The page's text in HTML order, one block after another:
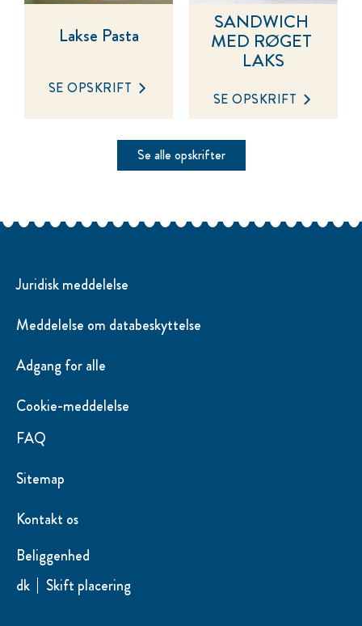
Lakse Pasta
SE OPSKRIFT
SANDWICH
MED RØGET
LAKS
SE OPSKRIFT
Se alle opskrifter
Juridisk meddelelse
Meddelelse om databeskyttelse
Adgang for alle
Cookie-meddelelse
Ændre Indstillingerne
FAQ
Sitemap
Kontakt os
Beliggenhed